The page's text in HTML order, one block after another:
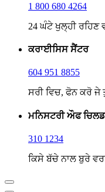
1 800 680 4264
24 ਘੰਟੇ ਖੁਲ੍ਹੀ ਰਹਿਣ
ਕਰਾਈਸਿਸ ਸੈਂਟਰ
604 951 8855
ਸਰੀ ਵਿਚ, ਫੋਨ ਕਰੋ ਜੇ
ਮਨਿਸਟਰੀ ਔਫ
310 1234
ਕਿਸੇ ਬੱਚੇ ਨਾਲ ਬੁਰੇ